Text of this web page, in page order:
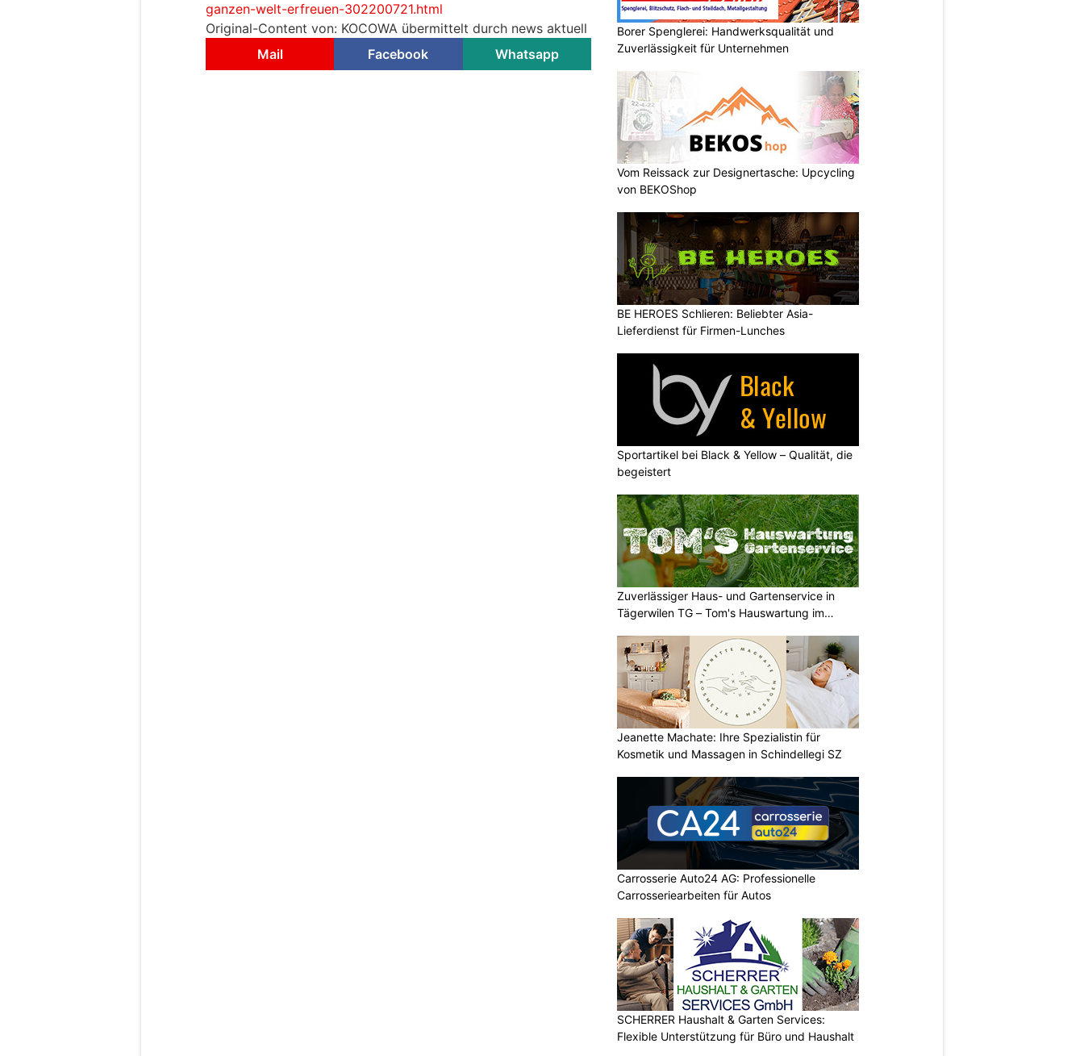
ganzen-welt-erfreuen-302200721.html
Original-Content von: KOCOWA übermittelt durch news aktuell
Mail
Facebook Whatsapp
Borer Spenglerei: Handwerksqualität und
Zuverlässigkeit für Unternehmen
Vom Reissack zur Designertasche: Upcycling
von BEKOShop
BE HEROES Schlieren: Beliebter Asia-
Lieferdienst für Firmen-Lunches
Sportartikel bei Black & Yellow – Qualität, die
begeistert
Zuverlässiger Haus- und Gartenservice in
Tägerwilen TG – Tom's Hauswartung im
Jeanette Machate: Ihre Spezialistin für
Kosmetik und Massagen in Schindellegi SZ
Carrosserie Auto24 AG: Professionelle
Carrosseriearbeiten für Autos
SCHERRER Haushalt & Garten Services:
Flexible Unterstützung für Büro und Haushalt